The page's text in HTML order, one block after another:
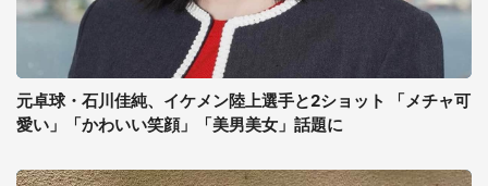
元卓球・石川佳純、イケメン陸上選手と2ショット 「メチャ可
愛い」「かわいい笑顔」「美男美女」話題に